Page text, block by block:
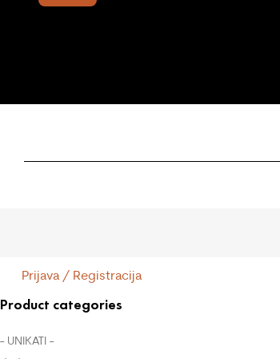
Prijava / Registracija
Product categories
- UNIKATI -